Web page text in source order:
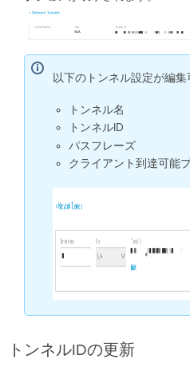
以下のトンネル設定が編集
トンネル名
トンネルID
パスフレーズ
クライアント到達可能
トンネルIDの更新